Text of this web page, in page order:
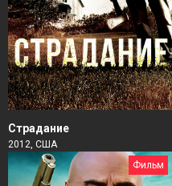
Страдание
2012, США
Фильм